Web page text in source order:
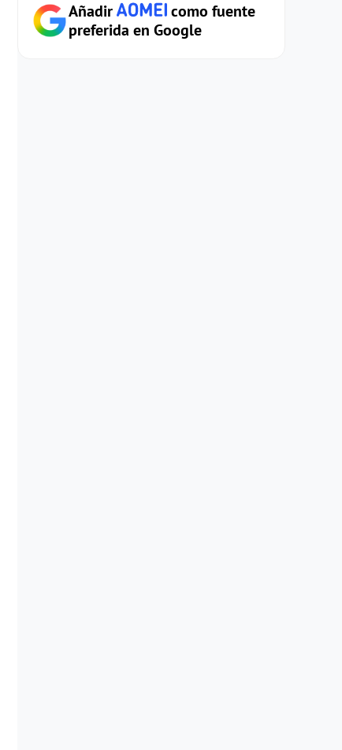
Añadir
como fuente
preferida en Google